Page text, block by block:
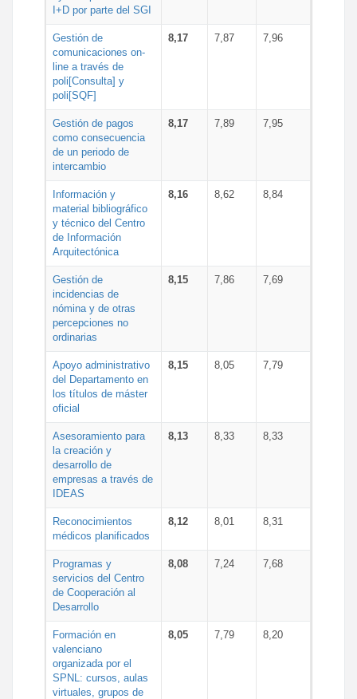
I+D por parte del SGI
Gestión de
comunicaciones on-
line a través de
poli[Consulta] y
poli[SQF]
8,17 7,87 7,96
Gestión de pagos
como consecuencia
de un periodo de
intercambio
8,17 7,89 7,95
Información y
material bibliográfico
y técnico del Centro
de Información
Arquitectónica
8,16 8,62 8,84
Gestión de
incidencias de
nómina y de otras
percepciones no
ordinarias
8,15 7,86 7,69
Apoyo administrativo
del Departamento en
los títulos de máster
oficial
8,15 8,05 7,79
Asesoramiento para
la creación y
desarrollo de
empresas a través de
IDEAS
8,13 8,33 8,33
Reconocimientos
médicos planificados
8,12 8,01 8,31
Programas y
servicios del Centro
de Cooperación al
Desarrollo
8,08 7,24 7,68
Formación en
valenciano
organizada por el
SPNL: cursos, aulas
virtuales, grupos de
8,05 7,79 8,20